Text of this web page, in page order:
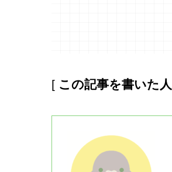
[ この記事を書いた人